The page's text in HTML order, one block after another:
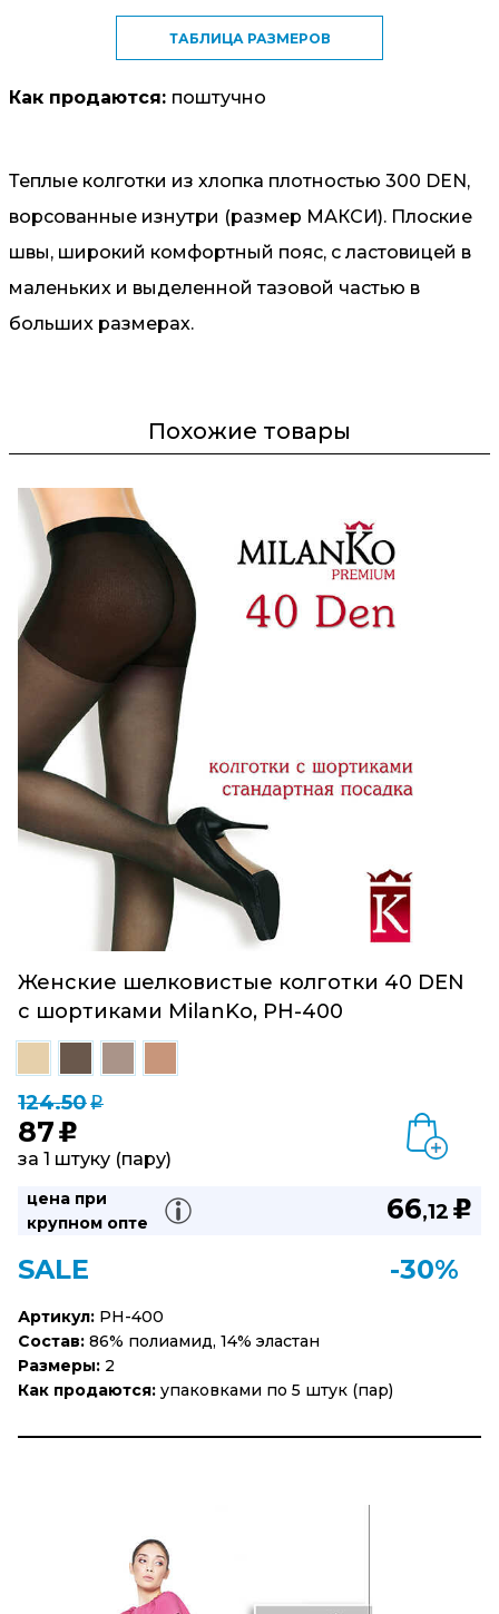
ТАБЛИЦА РАЗМЕРОВ
Как продаются: поштучно
Теплые колготки из хлопка плотностью 300 DEN,
ворсованные изнутри (размер МАКСИ). Плоские
швы, широкий комфортный пояс, с ластовицей в
маленьких и выделенной тазовой частью в
больших размерах.
Похожие товары
Женские шелковистые колготки 40 DEN
с шортиками MilanKo, PH-400
124.50q
87 u
за 1 штуку (пару)
цена при
крупном опте
66,12 u
SALE -30%
Артикул: PH-400
Состав: 86% полиамид, 14% эластан
Размеры: 2
Как продаются: упаковками по 5 штук (пар)